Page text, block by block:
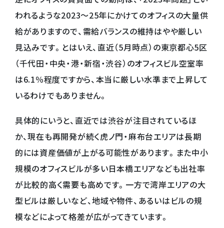
われるような2023～25年にかけてのオフィスの大量供
給がありますので、需給バランスの維持はやや厳しい
見込みです。とはいえ、直近（5月時点）の東京都心5区
（千代田・中央・港・新宿・渋谷）のオフィスビル空室率
は6.1％程度ですから、本当に厳しい水準まで上昇して
いるわけでもありません。
具体的にいうと、直近では渋谷が注目されているほ
か、現在も再開発が続く虎ノ門・麻布台エリアは長期
的には資産価値が上がる可能性があります。また中小
規模のオフィスビルが多い日本橋エリアなども出社率
が比較的高く需要も高めです。一方で湾岸エリアの大
型ビルは厳しいなど、地域や物件、あるいはビルの規
模などによって格差が広がってきています。